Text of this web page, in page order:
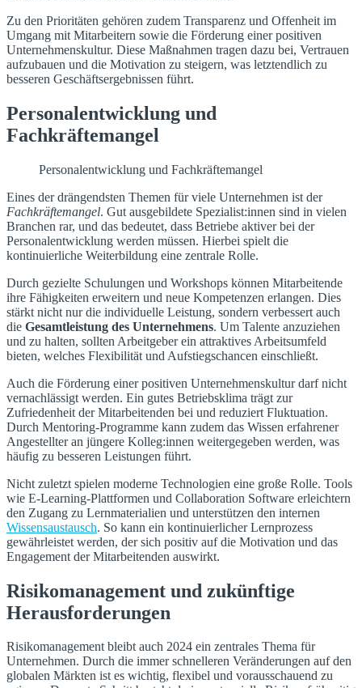
Zu den Prioritäten gehören zudem Transparenz und Offenheit im
Umgang mit Mitarbeitern sowie die Förderung einer positiven
Unternehmenskultur. Diese Maßnahmen tragen dazu bei, Vertrauen
aufzubauen und die Motivation zu steigern, was letztendlich zu
besseren Geschäftsergebnissen führt.
Personalentwicklung und
Fachkräftemangel
Personalentwicklung und Fachkräftemangel
Eines der drängendsten Themen für viele Unternehmen ist der
Fachkräftemangel. Gut ausgebildete Spezialist:innen sind in vielen
Branchen rar, und das bedeutet, dass Betriebe aktiver bei der
Personalentwicklung werden müssen. Hierbei spielt die
kontinuierliche Weiterbildung eine zentrale Rolle.
Durch gezielte Schulungen und Workshops können Mitarbeitende
ihre Fähigkeiten erweitern und neue Kompetenzen erlangen. Dies
stärkt nicht nur die individuelle Leistung, sondern verbessert auch
die Gesamtleistung des Unternehmens. Um Talente anzuziehen
und zu halten, sollten Arbeitgeber ein attraktives Arbeitsumfeld
bieten, welches Flexibilität und Aufstiegschancen einschließt.
Auch die Förderung einer positiven Unternehmenskultur darf nicht
vernachlässigt werden. Ein gutes Betriebsklima trägt zur
Zufriedenheit der Mitarbeitenden bei und reduziert Fluktuation.
Durch Mentoring-Programme kann zudem das Wissen erfahrener
Angestellter an jüngere Kolleg:innen weitergegeben werden, was
häufig zu besseren Leistungen führt.
Nicht zuletzt spielen moderne Technologien eine große Rolle. Tools
wie E-Learning-Plattformen und Collaboration Software erleichtern
den Zugang zu Lernmaterialien und unterstützen den internen
Wissensaustausch. So kann ein kontinuierlicher Lernprozess
gewährleistet werden, der sich positiv auf die Motivation und das
Engagement der Mitarbeitenden auswirkt.
Risikomanagement und zukünftige
Herausforderungen
Risikomanagement bleibt auch 2024 ein zentrales Thema für
Unternehmen. Durch die immer schnelleren Veränderungen auf den
globalen Märkten ist es wichtig, flexibel und vorausschauend zu